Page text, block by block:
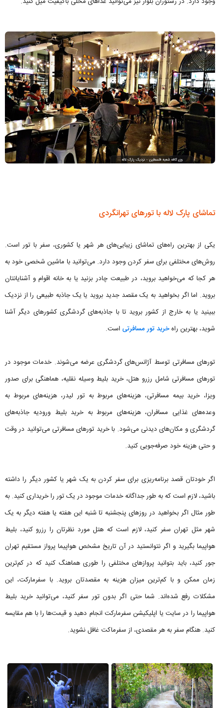
تماشای پارک لاله با تورهای تهرانگردی
یکی از بهترین راه‌های تماشای زیبایی‌های هر شهر یا کشوری، سفر با تور است.
روش‌های مختلفی برای سفر کردن وجود دارد. می‌توانید با ماشین شخصی خود به
هر کجا که می‌خواهید بروید، در طبیعت چادر بزنید یا به خانه اقوام و آشنایانتان
بروید. اما اگر بخواهید به یک مقصد جدید بروید یا یک جاذبه طبیعی را از نزدیک
ببینید یا به خارج از کشور بروید تا با جاذبه‌های گردشگری کشورهای دیگر آشنا
شوید، بهترین راهخرید تور مسافرتی است.
تورهای مسافرتی توسط آژانس‌های گردشگری عرضه می‌شوند. خدمات موجود در
تورهای مسافرتی شامل رزرو هتل، خرید بلیط وسیله نقلیه، هماهنگی برای صدور
ویزا، خرید بیمه مسافرتی، هزینه‌های مربوط به تور لیدر، هزینه‌های مربوط به
وعده‌های غذایی مسافران، هزینه‌های مربوط به خرید بلیط ورودیه جاذبه‌های
گردشگری و مکان‌های دیدنی می‌شود. با خرید تورهای مسافرتی می‌توانید در وقت
و حتی هزینه خود صرفه‌جویی کنید.
اگر خودتان قصد برنامه‌ریزی برای سفر کردن به یک شهر یا کشور دیگر را داشته
باشید، لازم است که به ‌طور جداگانه خدمات موجود در یک تور را خریداری کنید. به
طور مثال اگر بخواهید در روزهای پنجشنبه تا شنبه این هفته یا هفته دیگر به یک
شهر مثل تهران سفر کنید، لازم است که هتل مورد نظرتان را رزرو کنید، بلیط
هواپیما بگیرید و اگر نتوانستید در آن تاریخ مشخص هواپیما پرواز مستقیم تهران
جور کنید، باید بتوانید پروازهای مختلفی را طوری هماهنگ کنید که در کم‌ترین
زمان ممکن و با کم‌ترین میزان هزینه به مقصدتان بروید. با سفرمارکت، این
مشکلات رفع شده‌اند. شما حتی اگر بدون تور سفر کنید، می‌توانید خرید بلیط
هواپیما را در سایت یا اپلیکیشن سفرمارکت انجام دهید و قیمت‌ها را با هم مقایسه
کنید. هنگام سفر به هر مقصدی، از سفرماکت غافل نشوید.